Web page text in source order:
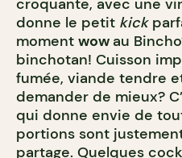
croquante, avec une
donne le petit kick
moment wow au
binchotan! Cuisson
fumée, viande tendre
demander de mieux?
qui donne envie de
portions sont
partage. Quelques